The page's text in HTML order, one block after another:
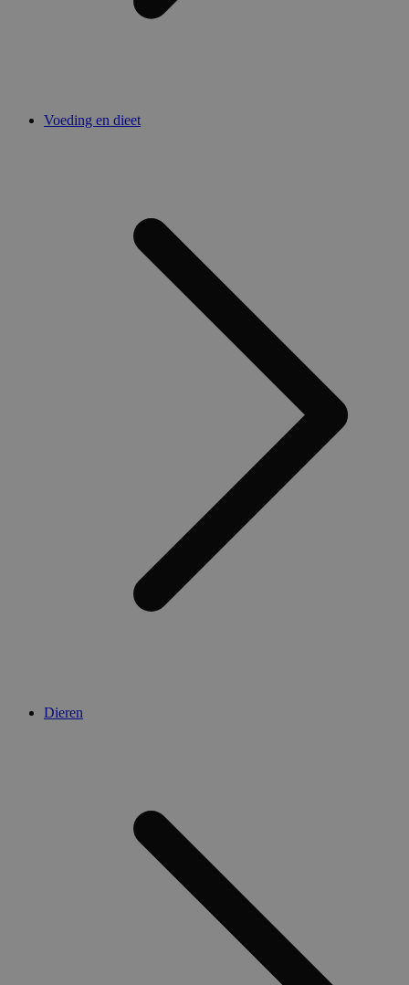
Voeding en dieet
Dieren